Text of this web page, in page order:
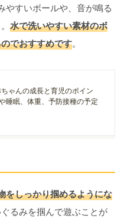
やすいボールや、音が鳴る
水で洗いやすい素材のボ
でおすすめです。
ゃんの成長と育児のポイン
睡眠、体重、予防接種の予定
をしっかり掴めるようにな
るみを掴んで遊ぶことが